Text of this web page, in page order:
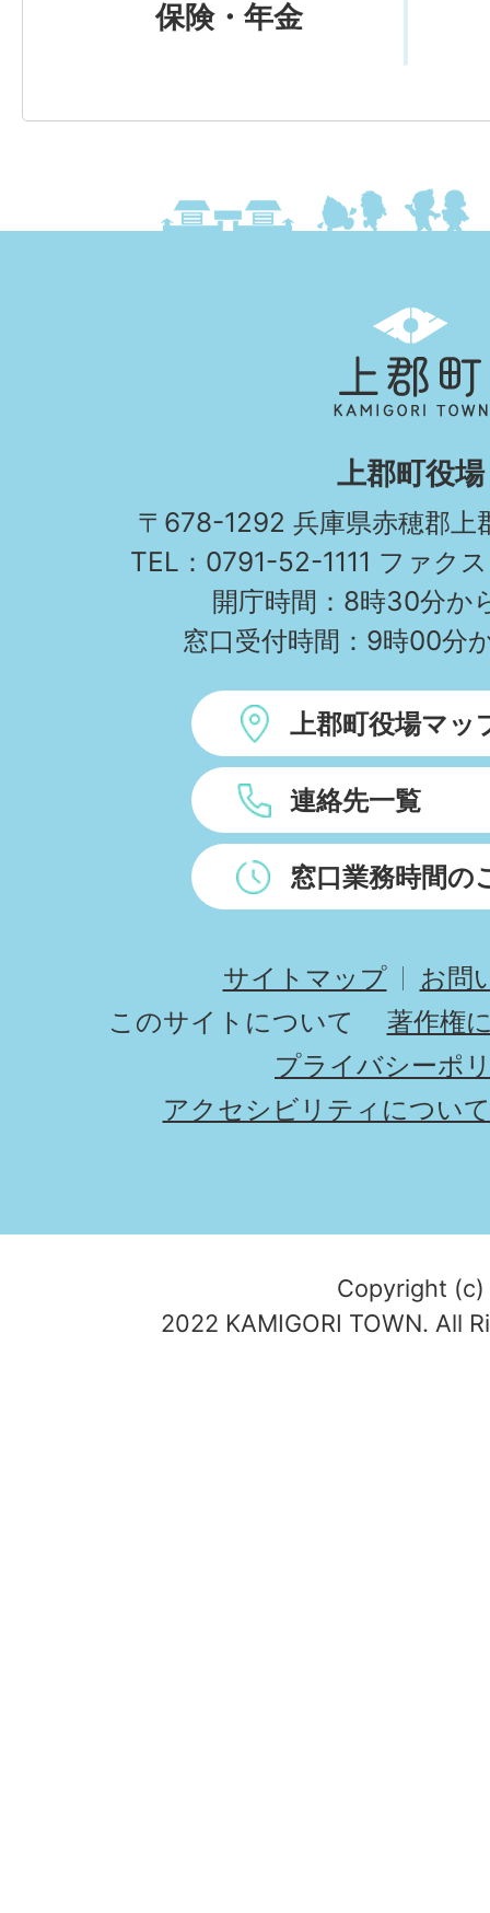
保険・年金
郡
町
KAMIGORI
TOWN
上郡町役場
〒678-1292 兵庫県赤穂郡上
TEL：0791-52-1111 ファク
開庁時間：8時30分か
窓口受付時間：9時00分
上郡町役場マッ
連絡先一覧
窓口業務時間の
サイトマップ
お問
このサイトについて
著作権
プライバシーポ
アクセシビリティについて
Copyright (c)
2022 KAMIGORI TOWN. All